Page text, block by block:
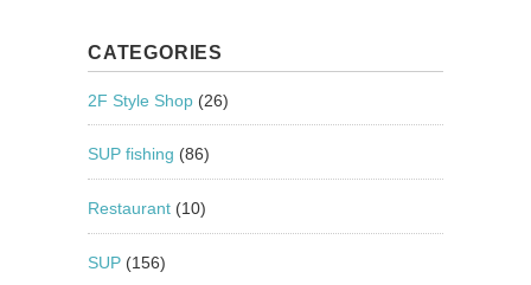
CATEGORIES
2F Style Shop (26)
SUP fishing (86)
Restaurant (10)
SUP (156)